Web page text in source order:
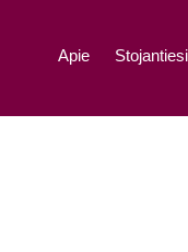
Apie